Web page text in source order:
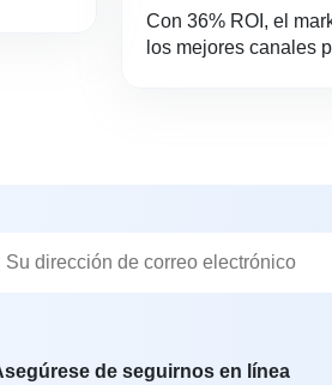
Con 36% ROI, el
los mejores canales
de seguirnos en línea